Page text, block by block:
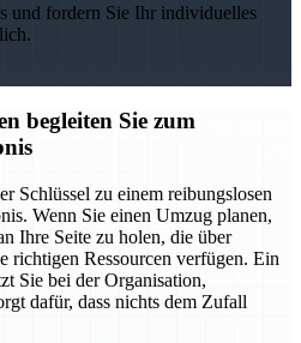
und fordern Sie Ihr individuelles
begleiten Sie zum
Schlüssel zu einem reibungslosen
Wenn Sie einen Umzug planen,
Ihre Seite zu holen, die über
Ressourcen verfügen. Ein
Sie bei der Organisation,
dafür, dass nichts dem Zufall